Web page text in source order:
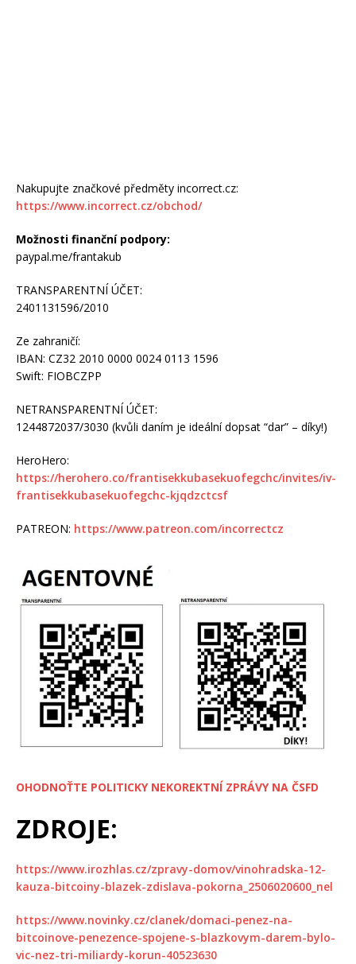
Nakupujte značkové předměty incorrect.cz:
https://www.incorrect.cz/obchod/
Možnosti finanční podpory:
paypal.me/frantakub
TRANSPARENTNÍ ÚČET:
2401131596/2010
Ze zahraničí:
IBAN: CZ32 2010 0000 0024 0113 1596
Swift: FIOBCZPP
NETRANSPARENTNÍ ÚČET:
1244872037/3030 (kvůli daním je ideální dopsat “dar” – díky!)
HeroHero:
https://herohero.co/frantisekkubasekuofegchc/invites/iv-
frantisekkubasekuofegchc-kjqdzctcsf
PATREON: https://www.patreon.com/incorrectcz
OHODNOŤTE POLITICKY NEKOREKTNÍ ZPRÁVY NA ČSFD
ZDROJE:
https://www.irozhlas.cz/zpravy-domov/vinohradska-12-
kauza-bitcoiny-blazek-zdislava-pokorna_2506020600_nel
https://www.novinky.cz/clanek/domaci-penez-na-
bitcoinove-penezence-spojene-s-blazkovym-darem-bylo-
vic-nez-tri-miliardy-korun-40523630